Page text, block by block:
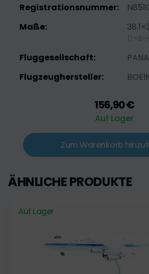
Registrationsnummer:
Maße:
Fluggesellschaft:
Flugzeughersteller:
156,90 €
Auf Lager
Zum Warenkorb
ÄHNLICHE PRODUKTE
Auf Lager